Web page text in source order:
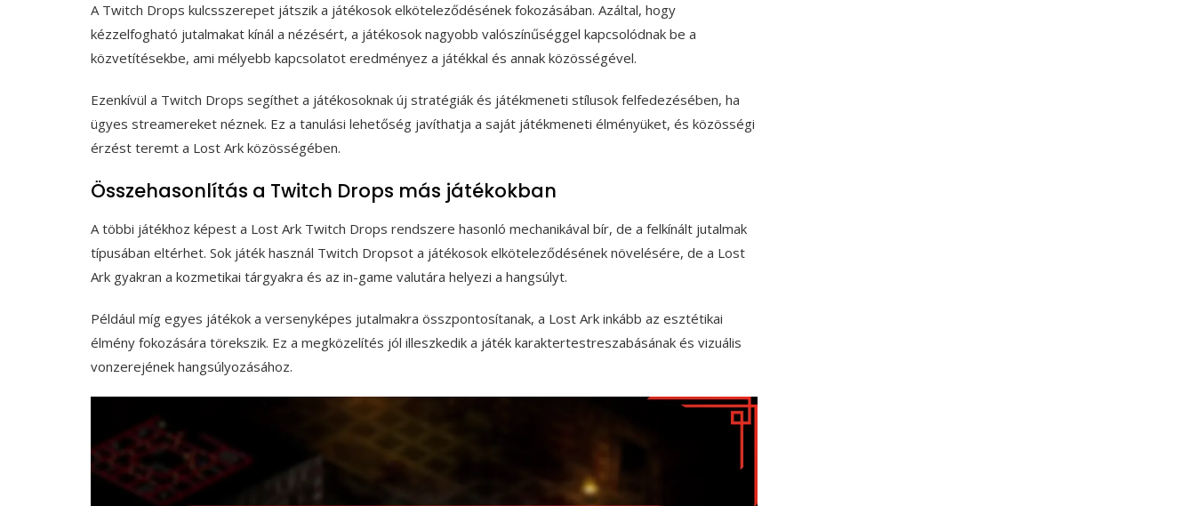
A Twitch Drops kulcsszerepet játszik a játékosok elköteleződésének fokozásában. Azáltal, hogy
kézzelfogható jutalmakat kínál a nézésért, a játékosok nagyobb valószínűséggel kapcsolódnak be a
közvetítésekbe, ami mélyebb kapcsolatot eredményez a játékkal és annak közösségével.
Ezenkívül a Twitch Drops segíthet a játékosoknak új stratégiák és játékmeneti stílusok felfedezésében, ha
ügyes streamereket néznek. Ez a tanulási lehetőség javíthatja a saját játékmeneti élményüket, és közösségi
érzést teremt a Lost Ark közösségében.
Összehasonlítás a Twitch Drops más játékokban
A többi játékhoz képest a Lost Ark Twitch Drops rendszere hasonló mechanikával bír, de a felkínált jutalmak
típusában eltérhet. Sok játék használ Twitch Dropsot a játékosok elköteleződésének növelésére, de a Lost
Ark gyakran a kozmetikai tárgyakra és az in-game valutára helyezi a hangsúlyt.
Például míg egyes játékok a versenyképes jutalmakra összpontosítanak, a Lost Ark inkább az esztétikai
élmény fokozására törekszik. Ez a megközelítés jól illeszkedik a játék karaktertestreszabásának és vizuális
vonzerejének hangsúlyozásához.